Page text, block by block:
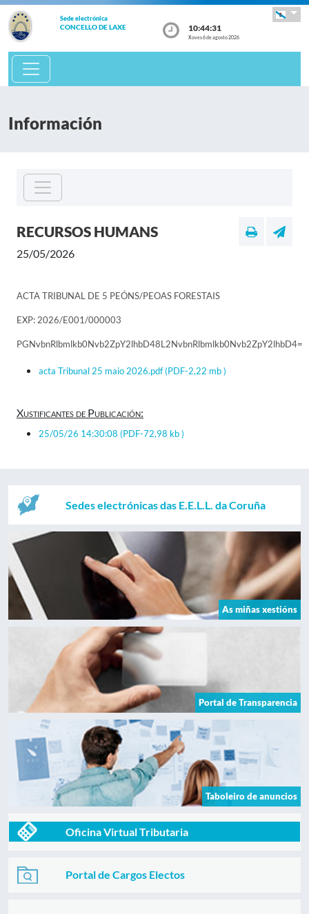
Sede electrónica
CONCELLO DE LAXE 10:44:31
Xoves 6 de agosto 2026
Información
RECURSOS HUMANS
25/05/2026
ACTA TRIBUNAL DE 5 PEÓNS/PEOAS FORESTAIS
EXP: 2026/E001/000003
PGNvbnRlbmlkb0Nvb2ZpY2lhbD48L2NvbnRlbmlkb0Nvb2ZpY2lhbD4=
acta Tribunal 25 maio 2026.pdf(PDF-2,22 mb )
Xustificantes de Publicación:
25/05/26 14:30:08 (PDF-72,98 kb )
Sedes electrónicas das E.E.L.L. da Coruña
As miñas xestións
Portal de Transparencia
Taboleiro de anuncios
Oficina Virtual Tributaria
Portal de Cargos Electos